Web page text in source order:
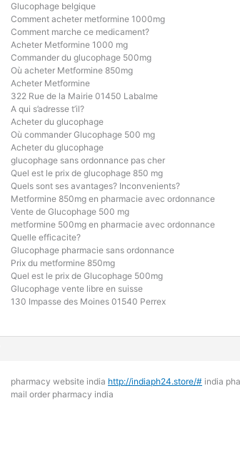
Glucophage belgique
Comment acheter metformine 1000mg
Comment marche ce medicament?
Acheter Metformine 1000 mg
Commander du glucophage 500mg
Où acheter Metformine 850mg
Acheter Metformine
322 Rue de la Mairie 01450 Labalme
A qui s’adresse t’il?
Acheter du glucophage
Où commander Glucophage 500 mg
Acheter du glucophage
glucophage sans ordonnance pas cher
Quel est le prix de glucophage 850 mg
Quels sont ses avantages? Inconvenients?
Metformine 850mg en pharmacie avec ordonnance
Vente de Glucophage 500 mg
metformine 500mg en pharmacie avec ordonnance
Quelle efficacite?
Glucophage pharmacie sans ordonnance
Prix du metformine 850mg
Quel est le prix de Glucophage 500mg
Glucophage vente libre en suisse
130 Impasse des Moines 01540 Perrex
pharmacy website india http://indiaph24.store/# india
mail order pharmacy india